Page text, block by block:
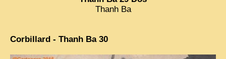
Thanh Ba
Corbillard - Thanh Ba 30